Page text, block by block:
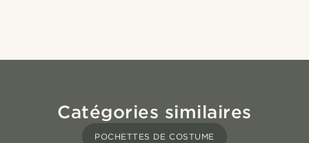
Catégories similaires
POCHETTES DE COSTUME